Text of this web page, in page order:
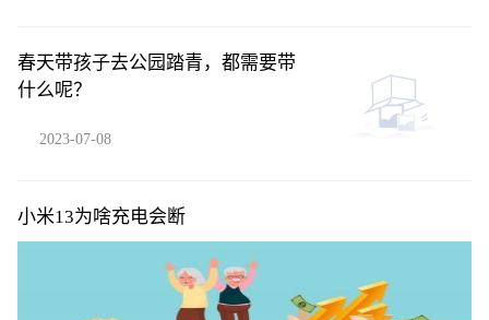
春天带孩子去公园踏青，都需要带
什么呢？
2023-07-08
小米13为啥充电会断